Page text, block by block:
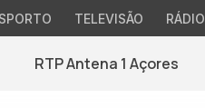
TELEVISÃO RÁDIO
RTP Antena 1 Açores